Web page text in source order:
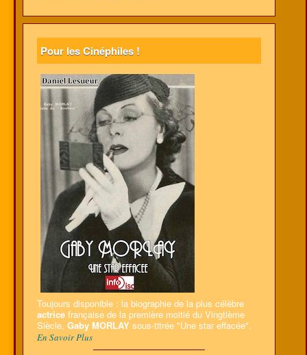
Pour les Cinéphiles !
Toujours disponible : la biographie de la plus célèbre
actrice française de la première moitié du Vingtième
Siècle, Gaby MORLAY sous-titrée "Une star effacée".
En Savoir Plus